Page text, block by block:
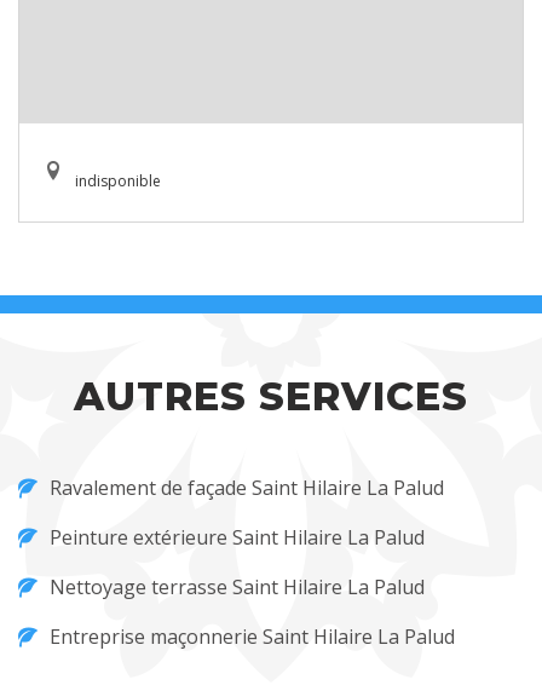
indisponible
AUTRES SERVICES
Ravalement de façade Saint Hilaire La Palud
Peinture extérieure Saint Hilaire La Palud
Nettoyage terrasse Saint Hilaire La Palud
Entreprise maçonnerie Saint Hilaire La Palud